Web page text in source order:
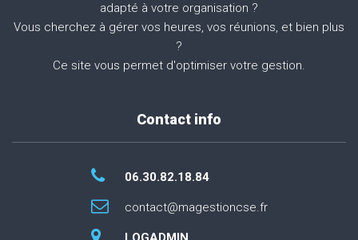
adapté à votre organisation ?
Vous cherchez à gérer vos heures, vos réunions, et bien plus
?
Ce site vous permet d'optimiser votre gestion.
Contact info
06.30.82.18.84
contact@magestioncse.fr